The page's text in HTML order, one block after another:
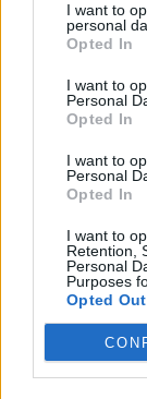
I want to
personal
Opted In
I want to
Personal
Opted In
I want to
Personal
Opted In
I want to
Retention,
Personal
Purposes
Opted Out